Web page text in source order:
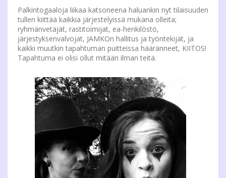
Palkintogaaloja liikaa katsoneena haluankin nyt tilaisuuden
tullen kiittää kaikkia järjestelyissä mukana olleita;
ryhmänvetäjät, rastitoimijat, ea-henkilöstö,
järjestyksenvalvojat, JAMKOn hallitus ja työntekijät, ja
kaikki muutkin tapahtuman puitteissa hääränneet, KIITOS!
Tapahtuma ei olisi ollut mitään ilman teitä.